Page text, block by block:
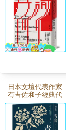
們理解世界的方
式。
日本文壇代表作家
有吉佐和子經典代
表作，以一只青瓷
串起不同人生，細
膩刻畫人性與時代
百態。